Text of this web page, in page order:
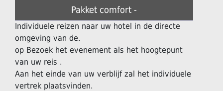
Pakket comfort -
Individuele reizen naar uw hotel in de directe
omgeving van de.
op Bezoek het evenement als het hoogtepunt
van uw reis .
Aan het einde van uw verblijf zal het individuele
vertrek plaatsvinden.